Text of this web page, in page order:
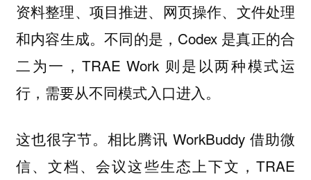
资料整理、项目推进、网页操作、文件处理
和内容生成。不同的是，Codex 是真正的合
二为一，TRAE Work 则是以两种模式运
行，需要从不同模式入口进入。
这也很字节。相比腾讯 WorkBuddy 借助微
信、文档、会议这些生态上下文，TRAE